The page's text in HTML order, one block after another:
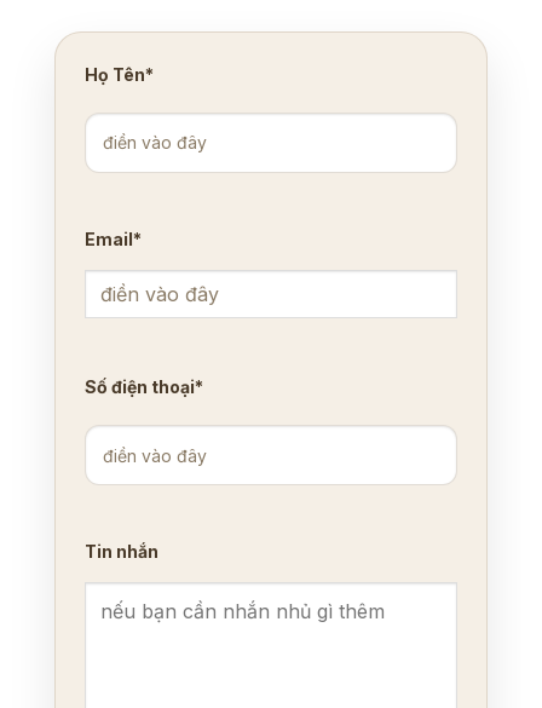
Họ Tên*
Email*
Số điện thoại*
Tin nhắn